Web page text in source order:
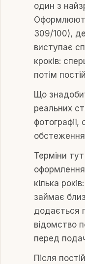
один з
309/100), де
виступає
кроків:
потім
Що
реальних
фотографії,
обстеження
Терміни
кілька
займає
додається
відомство
перед
Після